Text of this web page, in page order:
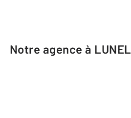
Notre agence à LUNEL